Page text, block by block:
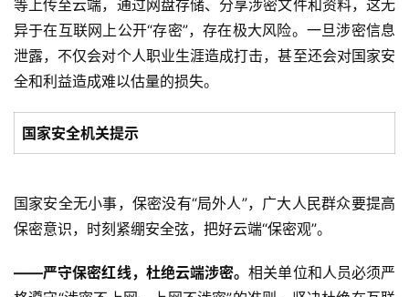
等上传至云端，通过网盘存储、分享涉密文件和资料，这无
异于在互联网上公开“存密”，存在极大风险。一旦涉密信息
泄露，不仅会对个人职业生涯造成打击，甚至还会对国家安
全和利益造成难以估量的损失。
国家安全机关提示
国家安全无小事，保密没有“局外人”，广大人民群众要提高
保密意识，时刻紧绷安全弦，把好云端“保密观”。
——严守保密红线，杜绝云端涉密。相关单位和人员必须严